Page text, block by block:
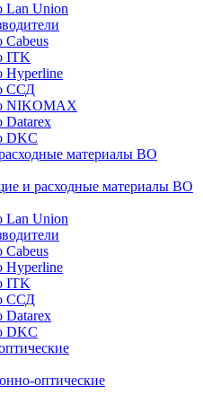
Lan Union
Cabeus
ITK
Hyperline
ССД
NIKOMAX
Datarex
DKC
материалы ВО
и расходные материалы ВО
Lan Union
Cabeus
Hyperline
ITK
ССД
Datarex
DKC
оптические